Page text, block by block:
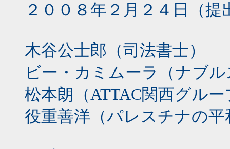
２００８年２月２４日（提
木谷公士郎（司法書士）
ビー・カミムーラ（ナブ
松本朗（ATTAC関西グルー
役重善洋（パレスチナの